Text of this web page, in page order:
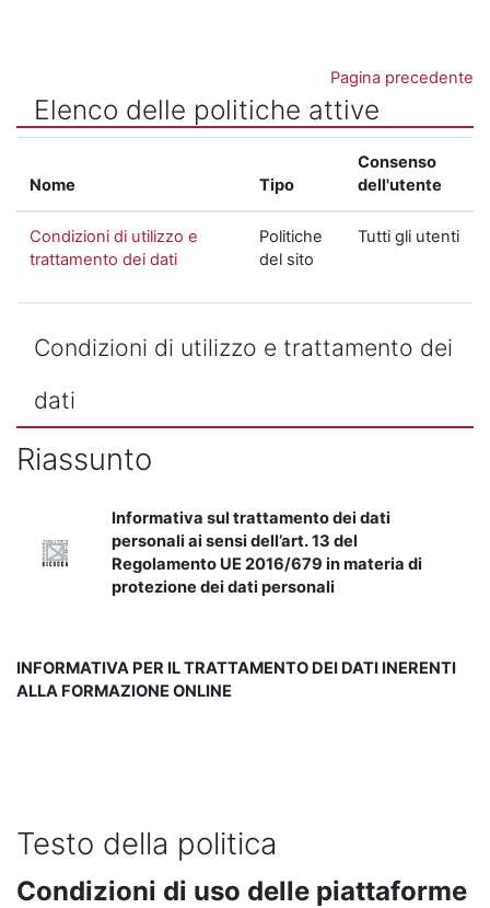
Pagina precedente
Elenco delle politiche attive
Nome Tipo
Consenso
dell'utente
Condizioni di utilizzo e
trattamento dei dati
Politiche
del sito
Tutti gli utenti
Condizioni di utilizzo e trattamento dei
dati
Riassunto
Informativa sul trattamento dei dati
personali ai sensi dell’art. 13 del
Regolamento UE 2016/679 in materia di
protezione dei dati personali
INFORMATIVA PER IL TRATTAMENTO DEI DATI INERENTI
ALLA FORMAZIONE ONLINE
Testo della politica
Condizioni di uso delle piattaforme